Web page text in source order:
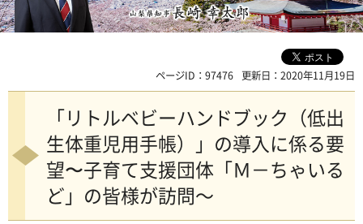
ページID：97476 更新日：2020年11月19日
「リトルベビーハンドブック（低出
生体重児用手帳）」の導入に係る要
望〜子育て支援団体「Ｍ－ちゃいる
ど」の皆様が訪問～